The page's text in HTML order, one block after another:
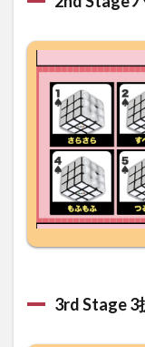
3rd Stage 3